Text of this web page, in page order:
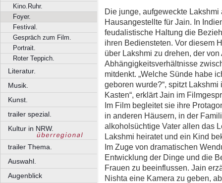
Kino.Ruhr.
Foyer.
Festival.
Gespräch zum Film.
Portrait.
Roter Teppich.
Literatur.
Musik.
Kunst.
trailer spezial.
Kultur in NRW.
trailer Thema.
Auswahl.
Augenblick
Die junge, aufgeweckte
Hausangestellte für Jain. In
feudalistische Haltung die
ihren Bediensteten. Vor diesem
über Lakshmi zu drehen, der
Abhängigkeitsverhältnisse
mitdenkt. „Welche Sünde habe
geboren wurde?“, spitzt
Kasten“, erklärt Jain im
Im Film begleitet sie ihre
in anderen Häusern, in der
alkoholsüchtige Vater allen das
Lakshmi heiratet und ein Kind
Im Zuge von dramatischen
Entwicklung der Dinge und die
Frauen zu beeinflussen. Jain
Nishta eine Kamera zu geben,